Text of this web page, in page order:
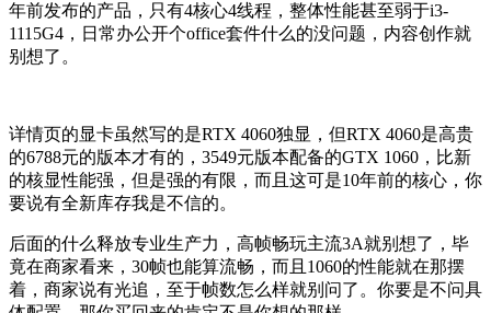
年前发布的产品，只有4核心4线程，整体性能甚至弱于i3-
1115G4，日常办公开个office套件什么的没问题，内容创作就
别想了。
详情页的显卡虽然写的是RTX 4060独显，但RTX 4060是高贵
的6788元的版本才有的，3549元版本配备的GTX 1060，比新
的核显性能强，但是强的有限，而且这可是10年前的核心，你
要说有全新库存我是不信的。
后面的什么释放专业生产力，高帧畅玩主流3A就别想了，毕
竟在商家看来，30帧也能算流畅，而且1060的性能就在那摆
着，商家说有光追，至于帧数怎么样就别问了。你要是不问具